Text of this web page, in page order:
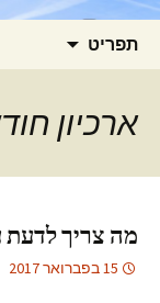
תפריט
ארכיון
מה צריך לדעת
15 בפברואר 2017